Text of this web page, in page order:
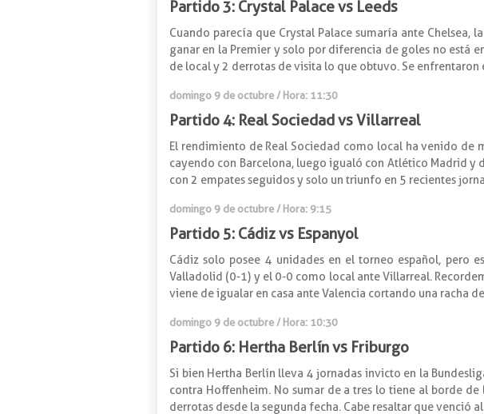
Partido 3: Crystal Palace vs Leeds
Cuando parecía que Crystal Palace sumaría ante Chelsea,
ganar en la Premier y solo por diferencia de goles no está
de local y 2 derrotas de visita lo que obtuvo. Se
domingo 9 de octubre / Hora: 11:30
Partido 4: Real Sociedad vs Villarreal
El rendimiento de Real Sociedad como local ha venido de
cayendo con Barcelona, luego igualó con Atlético Madrid y
con 2 empates seguidos y solo un triunfo en 5 recientes
domingo 9 de octubre / Hora: 9:15
Partido 5: Cádiz vs Espanyol
Cádiz solo posee 4 unidades en el torneo español, pero
Valladolid (0-1) y el 0-0 como local ante Villarreal.
viene de igualar en casa ante Valencia cortando una racha
domingo 9 de octubre / Hora: 10:30
Partido 6: Hertha Berlín vs Friburgo
Si bien Hertha Berlín lleva 4 jornadas invicto en la
contra Hoffenheim. No sumar de a tres lo tiene al borde
derrotas desde la segunda fecha. Cabe resaltar que venció